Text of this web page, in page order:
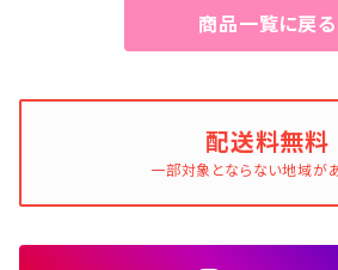
商品一覧に戻る
配送料無料
一部対象とならない地域が